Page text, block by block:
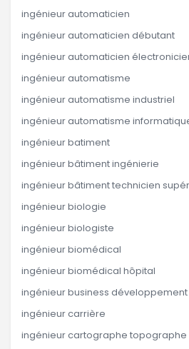
ingénieur automaticien
ingénieur automaticien débutant
ingénieur automaticien
ingénieur automatisme
ingénieur automatisme industriel
ingénieur automatisme
ingénieur batiment
ingénieur bâtiment ingénierie
ingénieur bâtiment technicien
ingénieur biologie
ingénieur biologiste
ingénieur biomédical
ingénieur biomédical hôpital
ingénieur business développement
ingénieur carrière
ingénieur cartographe topographe